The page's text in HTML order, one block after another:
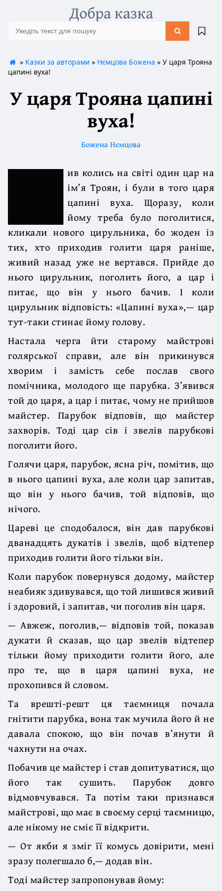
Добра казка
» Казки за авторами » Нємцова Божена » У царя Трояна
цапині вуха!
У царя Трояна цапині
вуха!
Божена Нємцова
ив колись на світі один цар на
ім’я Троян, і були в того царя
цапині вуха. Щоразу, коли
йому треба було поголитися,
кликали нового цирульника, бо жоден із
тих, хто приходив голити царя раніше,
живий назад уже не вертався. Прийде до
нього цирульник, поголить його, а цар і
питає, що він у нього бачив. І коли
цирульник відповість: «Цапині вуха»,— цар
тут-таки стинає йому голову.
Настала черга йти старому майстрові
голярської справи, але він прикинувся
хворим і замість себе послав свого
помічника, молодого ще парубка. З’явився
той до царя, а цар і питає, чому не прийшов
майстер. Парубок відповів, що майстер
захворів. Тоді цар сів і звелів парубкові
поголити його.
Голячи царя, парубок, ясна річ, помітив, що
в нього цапині вуха, але коли цар запитав,
що він у нього бачив, той відповів, що
нічого.
Цареві це сподобалося, він дав парубкові
дванадцять дукатів і звелів, щоб відтепер
приходив голити його тільки він.
Коли парубок повернувся додому, майстер
неабияк здивувався, що той лишився живий
і здоровий, і запитав, чи поголив він царя.
— Авжеж, поголив,— відповів той, показав
дукати й сказав, що цар звелів відтепер
тільки йому приходити голити його, але
про те, що в царя цапині вуха, не
прохопився й словом.
Та врешті-решт ця таємниця почала
гнітити парубка, вона так мучила його й не
давала спокою, що він почав в’янути й
чахнути на очах.
Побачив це майстер і став допитуватися, що
його так сушить. Парубок довго
відмовчувався. Та потім таки признався
майстрові, що має в своєму серці таємницю,
але нікому не сміє її відкрити.
— От якби я зміг її комусь довірити, мені
зразу полегшало б,— додав він.
Тоді майстер запропонував йому: